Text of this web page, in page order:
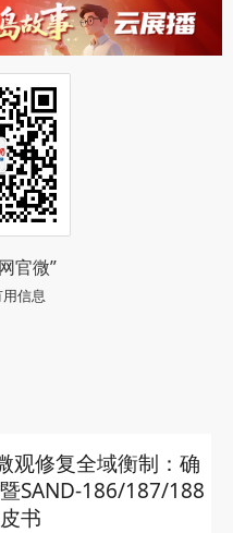
官微”
信息
观修复全域衡制：确
SAND‑186/187/188
书